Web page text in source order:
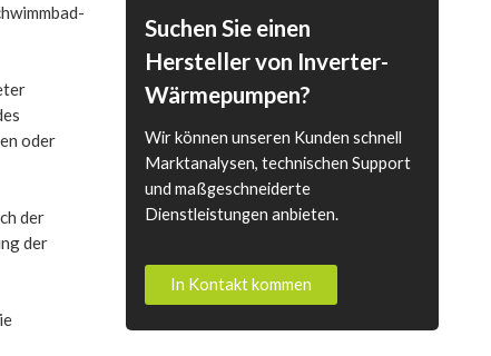
oder
der
der
Suchen Sie einen
Hersteller von Inverter-
Wärmepumpen?
Wir können unseren Kunden schnell
Marktanalysen, technischen Support
und maßgeschneiderte
Dienstleistungen anbieten.
In Kontakt kommen